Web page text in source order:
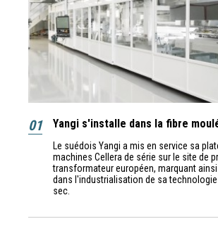
01 Yangi s'installe dans la fibre
Le suédois Yangi a mis en service sa
machines Cellera de série sur le site de
transformateur européen, marquant
dans l'industrialisation de sa
sec.